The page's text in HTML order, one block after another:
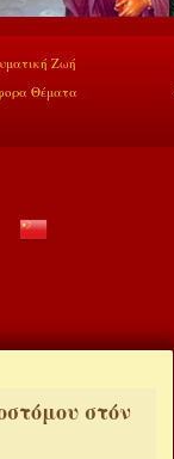
Ζωή
Θέματα
στόν